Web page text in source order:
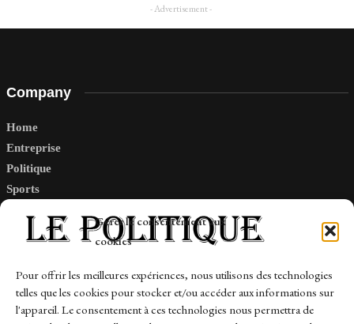
Gérer le consentement aux
cookies
Pour offrir les meilleures expériences, nous utilisons des technologies
telles que les cookies pour stocker et/ou accéder aux informations sur
l'appareil. Le consentement à ces technologies nous permettra de
- Advertisement -
Company
Home
Entreprise
Politique
Sports
Links